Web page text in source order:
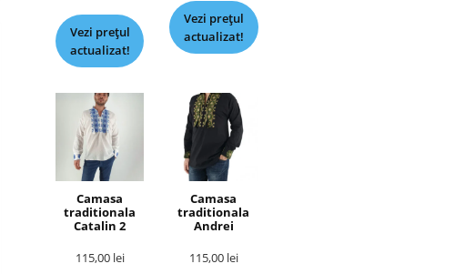
Vezi prețul
actualizat!
Vezi prețul
actualizat!
Camasa
traditionala
Catalin 2
115,00 lei
Camasa
traditionala
Andrei
115,00 lei